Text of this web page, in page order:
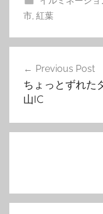
市, 紅葉
ナ
ビ
ョ
Previous Post
ちょっとずれた
山IC